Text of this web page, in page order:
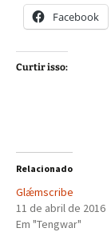
Facebook
Curtir isso:
Relacionado
Glǽmscribe
11 de abril de 2016
Em "Tengwar"